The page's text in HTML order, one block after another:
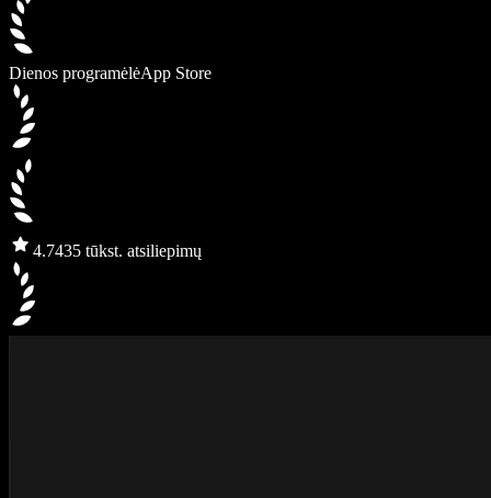
Dienos programėlėApp Store
4.7435 tūkst. atsiliepimų